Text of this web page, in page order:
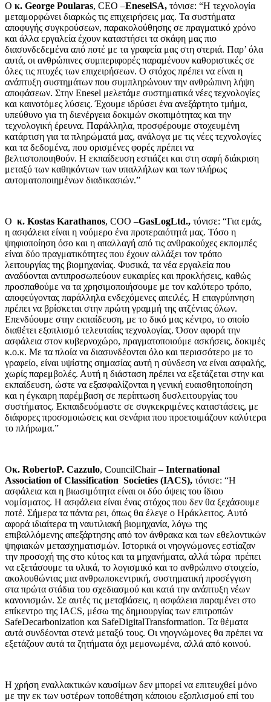
O κ. George Poularas, CEO –EneselSA, τόνισε: “Η τεχνολογία
μεταμορφώνει διαρκώς τις επιχειρήσεις μας. Τα συστήματα
αποφυγής συγκρούσεων, παρακολούθησης σε πραγματικό χρόνο
και άλλα εργαλεία έχουν καταστήσει τα σκάφη μας πιο
διασυνδεδεμένα από ποτέ με τα γραφεία μας στη στεριά. Παρ’ όλα
αυτά, οι ανθρώπινες συμπεριφορές παραμένουν καθοριστικές σε
όλες τις πτυχές των επιχειρήσεων. Ο στόχος πρέπει να είναι η
ανάπτυξη συστημάτων που συμπληρώνουν την ανθρώπινη λήψη
αποφάσεων. Στην Enesel μελετάμε συστηματικά νέες τεχνολογίες
και καινοτόμες λύσεις. Έχουμε ιδρύσει ένα ανεξάρτητο τμήμα,
υπεύθυνο για τη διενέργεια δοκιμών σκοπιμότητας και την
τεχνολογική έρευνα. Παράλληλα, προσφέρουμε στοχευμένη
κατάρτιση για τα πληρώματά μας, ανάλογα με τις νέες τεχνολογίες
και τα δεδομένα, που ορισμένες φορές πρέπει να
βελτιστοποιηθούν. Η εκπαίδευση εστιάζει και στη σαφή διάκριση
μεταξύ των καθηκόντων των υπαλλήλων και των πλήρως
αυτοματοποιημένων διαδικασιών.”
O κ. Kostas Karathanos, COO –GasLogLtd., τόνισε: “Για εμάς,
η ασφάλεια είναι η νούμερο ένα προτεραιότητά μας. Τόσο η
ψηφιοποίηση όσο και η απαλλαγή από τις ανθρακούχες εκπομπές
είναι δύο πραγματικότητες που έχουν αλλάξει τον τρόπο
λειτουργίας της βιομηχανίας. Φυσικά, τα νέα εργαλεία που
αναδύονται αντιπροσωπεύουν ευκαιρίες και προκλήσεις, καθώς
προσπαθούμε να τα χρησιμοποιήσουμε με τον καλύτερο τρόπο,
αποφεύγοντας παράλληλα ενδεχόμενες απειλές. Η επαγρύπνηση
πρέπει να βρίσκεται στην πρώτη γραμμή της ατζέντας όλων.
Επενδύουμε στην εκπαίδευση, με το δικό μας κέντρο, το οποίο
διαθέτει εξοπλισμό τελευταίας τεχνολογίας. Όσον αφορά την
ασφάλεια στον κυβερνοχώρο, πραγματοποιούμε ασκήσεις, δοκιμές
κ.ο.κ. Με τα πλοία να διασυνδέονται όλο και περισσότερο με το
γραφείο, είναι υψίστης σημασίας αυτή η σύνδεση να είναι ασφαλής,
χωρίς παρεμβολές. Αυτή η διάσταση πρέπει να εξετάζεται στην και
εκπαίδευση, ώστε να εξασφαλίζονται η γενική ευαισθητοποίηση
και η έγκαιρη παρέμβαση σε περίπτωση δυσλειτουργίας του
συστήματος. Εκπαιδευόμαστε σε συγκεκριμένες καταστάσεις, με
διάφορες προσομοιώσεις και σενάρια που προετοιμάζουν καλύτερα
το πλήρωμα.”
Oκ. RobertoP. Cazzulo, CouncilChair – International
Association of Classification Societies (IACS), τόνισε: “Η
ασφάλεια και η βιωσιμότητα είναι οι δύο όψεις του ίδιου
νομίσματος. Η ασφάλεια είναι ένας στόχος που δεν θα ξεχάσουμε
ποτέ. Σήμερα τα πάντα ρει, όπως θα έλεγε ο Ηράκλειτος. Αυτό
αφορά ιδιαίτερα τη ναυτιλιακή βιομηχανία, λόγω της
επιβαλλόμενης απεξάρτησης από τον άνθρακα και των εθελοντικών
ψηφιακών μετασχηματισμών. Ιστορικά οι νηογνώμονες εστίαζαν
την προσοχή της στο κύτος και τα μηχανήματα, αλλά τώρα πρέπει
να εξετάσουμε τα υλικά, το λογισμικό και το ανθρώπινο στοιχείο,
ακολουθώντας μια ανθρωποκεντρική, συστηματική προσέγγιση
στα πρώτα στάδια του σχεδιασμού και κατά την ανάπτυξη νέων
κανονισμών. Σε αυτές τις μεταβάσεις, η ασφάλεια παραμένει στο
επίκεντρο της IACS, μέσω της δημιουργίας των επιτροπών
SafeDecarbonization και SafeDigitalTransformation. Τα θέματα
αυτά συνδέονται στενά μεταξύ τους. Οι νηογνώμονες θα πρέπει να
εξετάζουν αυτά τα ζητήματα όχι μεμονωμένα, αλλά από κοινού.
Η χρήση εναλλακτικών καυσίμων δεν μπορεί να επιτευχθεί μόνο
με την εκ των υστέρων τοποθέτηση κάποιου εξοπλισμού επί του